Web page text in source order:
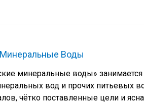
Воды
минеральные воды»
вод и прочих питьевых
чётко поставленные цели и